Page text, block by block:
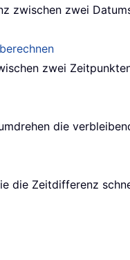
zwischen zwei
zwei
die
die Zeitdifferenz